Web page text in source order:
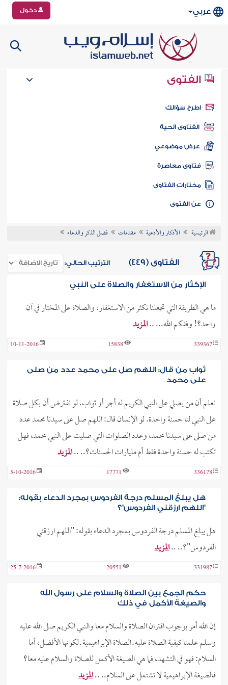
عربي دخول
الفتوى
سؤالك
الفتاوى الحية
عرض موضوعي
فتاوى معاصرة
مختارات الفتاوى
الفتوى
الرئيسية الأذكار والأدعية مقدمات فضل الذكر والدعاء
الفتاوى (449) الترتيب الحالي:
الإكثار من الاستغفار والصلاة على النبي
ما هي الطريقة التي تجعلنا نكثر من الاستغفار، والصلاة على المختار في آن
واحد؟! وفقكم الله... ..المزيد
339367
15838
10-11-2016
ثواب من قال: اللهم صل على محمد عدد من صلى
على محمد
نعلم أن من يصلي على النبي الكريم له أجر أو ثواب. لو نفترض أن بكل صلاة
على النبي لنا حسنة واحدة. لو الإنسان قال: اللهم صل على سيدنا محمد عدد
من صلى على سيدنا محمد، وعدد الصلوات التي صليت على النبي محمد، فهل
تكتب له حسنة واحدة فقط أم مليارات الحسنات؟.. ..المزيد
336178
17771
5-10-2016
هل يبلغ المسلم درجة الفردوس بمجرد الدعاء بقوله:
"اللهم ارزقني الفردوس"؟
هل يبلغ المسلم درجة الفردوس بمجرد الدعاء بقوله: "اللهم ارزقني
الفردوس"؟.. ..المزيد
331987
20551
25-7-2016
حكم الجمع بين الصلاة والسلام على رسول الله
والصيغة الأكمل في ذلك
إن الله أمر بوجوب اقتران الصلاة والسلام معا والنبي الكريم صلى الله عليه
وسلم علمنا كيفية الصلاة عليه ـ الصلاة الإبراهيمية ـ لكونها الأفضل، أما
السلام: فهو في التشهد، فما هي الصيغة الأكمل للصلاة والسلام عليه معا؟
فالصيغة الإبراهيمية لا تشتمل على السلام.. ..المزيد